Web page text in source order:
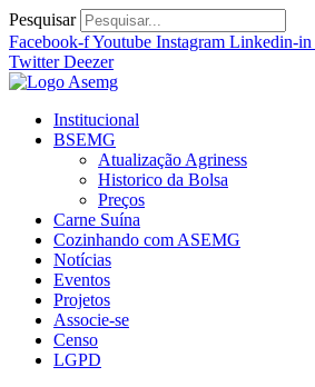
Ir
para
o
conteúdo
Pesquisar
Facebook-fYoutube Instagram Linkedin-in
Twitter Deezer
Institucional
BSEMG
Atualização Agriness
Historico da Bolsa
Preços
Carne Suína
Cozinhando com ASEMG
Notícias
Eventos
Projetos
Associe-se
Censo
LGPD